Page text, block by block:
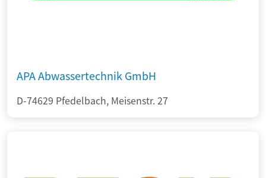
APA Abwassertechnik GmbH
D-74629 Pfedelbach, Meisenstr. 27